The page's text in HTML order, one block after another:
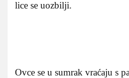
lice se uozbilji.
Ovce se u sumrak vraćaju s